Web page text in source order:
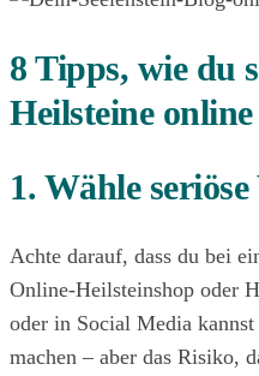
8 Tipps, wie du
Heilsteine
1. Wähle
Achte darauf, dass du bei
Online-Heilsteinshop oder
oder in Social Media
machen – aber das Risiko,